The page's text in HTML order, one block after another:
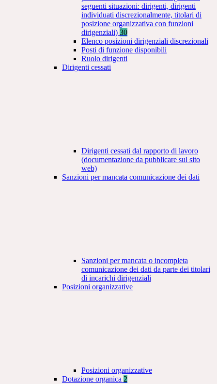
seguenti situazioni: dirigenti, dirigenti
individuati discrezionalmente, titolari di
posizione organizzativa con funzioni
dirigenziali) 30
Elenco posizioni dirigenziali discrezionali
Posti di funzione disponibili
Ruolo dirigenti
Dirigenti cessati
Dirigenti cessati dal rapporto di lavoro
(documentazione da pubblicare sul sito
web)
Sanzioni per mancata comunicazione dei dati
Sanzioni per mancata o incompleta
comunicazione dei dati da parte dei titolari
di incarichi dirigenziali
Posizioni organizzative
Posizioni organizzative
Dotazione organica 2